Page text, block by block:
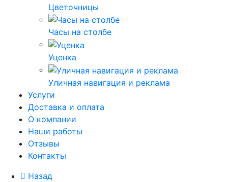
Цветочницы
Часы на столбе
Уценка
Уличная навигация и реклама
Услуги
Доставка и оплата
О компании
Наши работы
Отзывы
Контакты
Назад